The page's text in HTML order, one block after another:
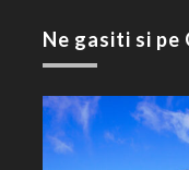
Ne gasiti si